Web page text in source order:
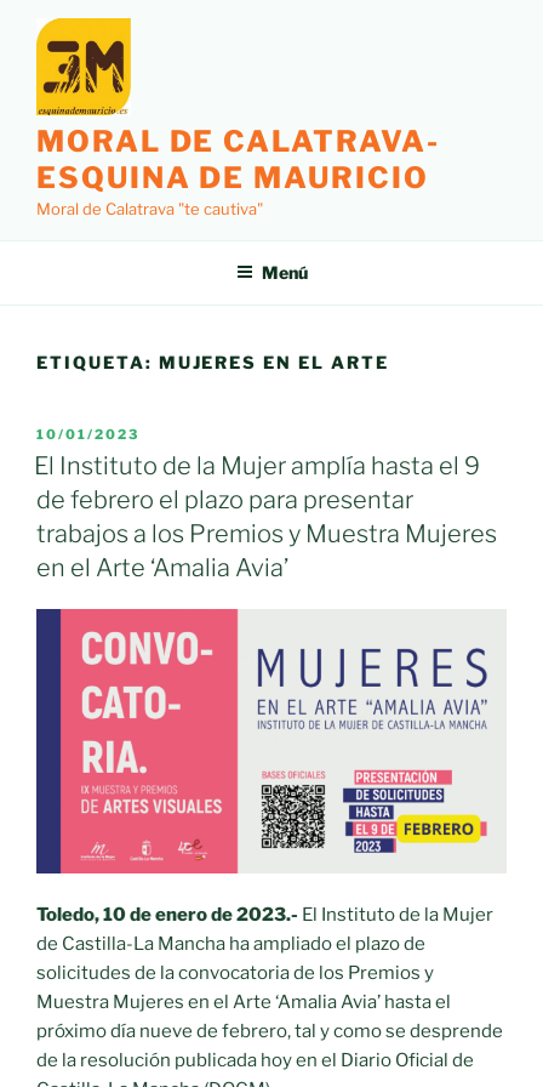
contenido
MORAL DE CALATRAVA-
ESQUINA DE MAURICIO
Moral de Calatrava "te cautiva"
Menú
ETIQUETA: MUJERES EN EL ARTE
PUBLICADO
EL
10/01/2023
El Instituto de la Mujer amplía hasta el 9
de febrero el plazo para presentar
trabajos a los Premios y Muestra Mujeres
en el Arte ‘Amalia Avia’
Toledo, 10 de enero de 2023.- El Instituto de la Mujer
de Castilla-La Mancha ha ampliado el plazo de
solicitudes de la convocatoria de los Premios y
Muestra Mujeres en el Arte ‘Amalia Avia’ hasta el
próximo día nueve de febrero, tal y como se desprende
de la resolución publicada hoy en el Diario Oficial de